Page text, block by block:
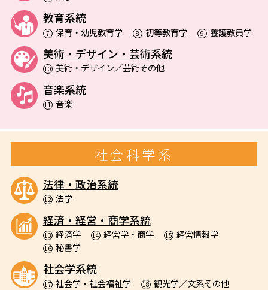
教育系統
7 保育・幼児教育学 8 初等教育学 9 養護教員学
美術・デザイン・芸術系統
10 美術・デザイン／芸術その他
音楽系統
11 音楽
社会科学系
法律・政治系統
12 法学
経済・経営・商学系統
13 経済学 14 経営学・商学 15 経営情報学
16 秘書学
社会学系統
17 社会学・社会福祉学 18 観光学／文系その他